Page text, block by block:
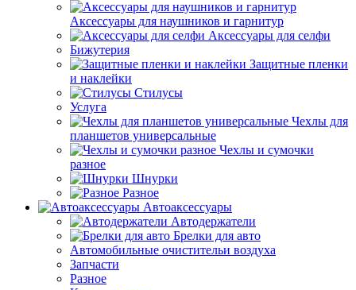
Аксессуары для наушников и гарнитур
Аксессуары для селфи
Бижутерия
Защитные пленки
и наклейки
Стилусы
Услуга
Чехлы для
планшетов универсальные
Чехлы и сумочки
разное
Шнурки
Разное
Автоаксессуары
Автодержатели
Брелки для авто
Автомобильные очистительи воздуха
Запчасти
Разное